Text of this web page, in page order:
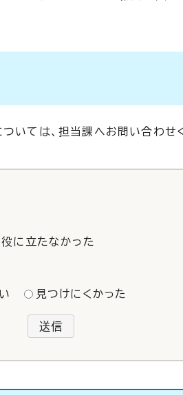
いては、担当課へお問い合わせ
役に立たなかった
見つけにくかった
送信